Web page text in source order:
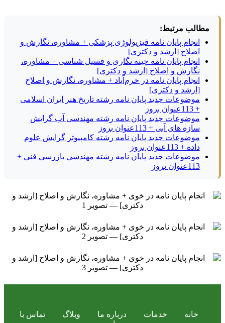
مطالب مرتبط:
انجام پایان نامه فیزیولوژی پزشکی + مشاوره، نگارش و
اصلاح [ارشد و دکتری]
انجام پایان نامه چینه نگاری و فسیل شناسی + مشاوره،
نگارش و اصلاح [ارشد و دکتری]
انجام پایان نامه در خرم‌آباد + مشاوره، نگارش و اصلاح
[ارشد و دکتری]
موضوعات جدید پایان نامه رشته تاریخ هنر ایران اسلامی
+ 113عنوان بروز
موضوعات جدید پایان نامه رشته مهندسی آب گرایش
سازه های آبی + 113عنوان بروز
موضوعات جدید پایان نامه رشته کامپیوتر گرایش علوم
داده + 113عنوان بروز
موضوعات جدید پایان نامه رشته مهندسی بازرسی فنی +
113عنوان بروز
خانه خدمات درباره ما وبلاگ
تماس با